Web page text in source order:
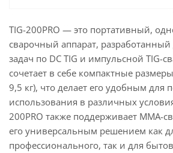
TIG-200PRO — это портативный,
сварочный аппарат,
задач по DC TIG и импульсной TIG-
сочетает в себе компактные
9,5 кг), что делает его удобным для
использования в различных
200PRO также поддерживает MMA-
его универсальным решением как
профессионального, так и для